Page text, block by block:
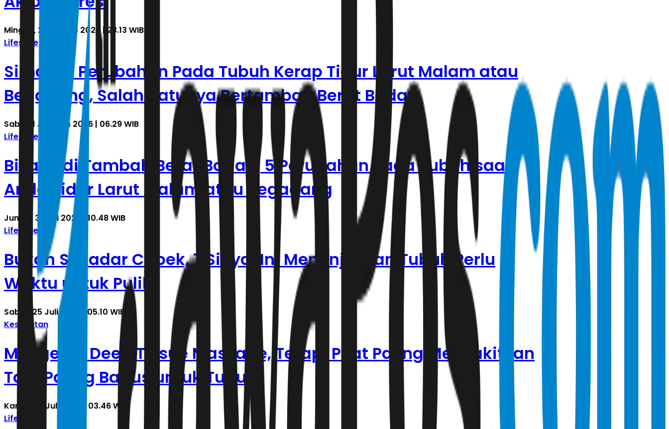
Minggu, 2 Agustus 2026 | 23.13 WIB
Lifestyle
Simak, 5 Perubahan Pada Tubuh Kerap Tidur Larut Malam atau
Begadang, Salah Satunya Bertambah Berat Badan
Sabtu, 1 Agustus 2026 | 06.29 WIB
Lifestyle
Bisa Jadi Tambah Berat Badan, 5 Perubahan Pada Tubuh saat
Anda Tidur Larut Malam atau Begadang
Jumat, 31 Juli 2026 | 10.48 WIB
Lifestyle
Bukan Sekadar Capek, 7 Sinyal Ini Menunjukkan Tubuh Perlu
Waktu untuk Pulih
Sabtu, 25 Juli 2026 | 05.10 WIB
Kesehatan
Mengenal Deep Tissue Massage, Terapi Pijat Paling Menyakitkan
Tapi Paling Bagus untuk Tubuh
Kamis, 23 Juli 2026 | 03.46 WIB
Lifestyle